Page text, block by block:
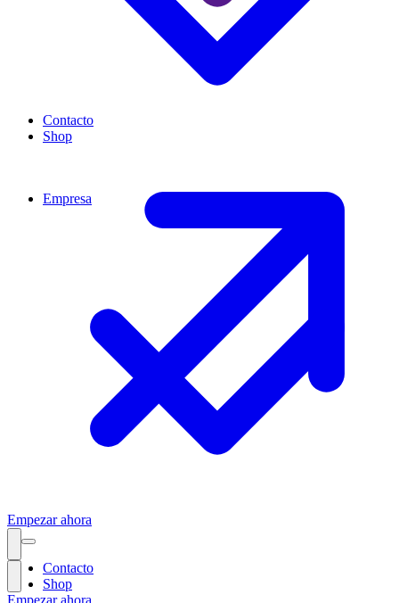
Contacto
Shop
Empezar ahora
Empezar ahora
Empresa
Contacto
Shop